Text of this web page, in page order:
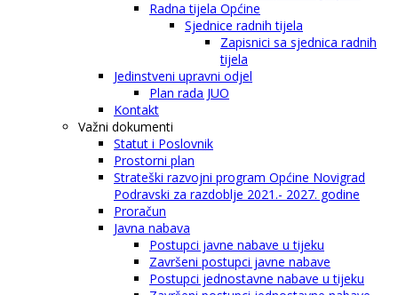
Radna tijela Općine
Sjednice radnih tijela
Zapisnici sa sjednica radnih
tijela
Jedinstveni upravni odjel
Plan rada JUO
Kontakt
Važni dokumenti
Statut i Poslovnik
Prostorni plan
Strateški razvojni program Općine Novigrad
Podravski za razdoblje 2021.- 2027. godine
Proračun
Javna nabava
Postupci javne nabave u tijeku
Završeni postupci javne nabave
Postupci jednostavne nabave u tijeku